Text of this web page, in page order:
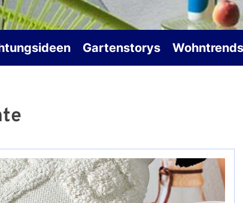
Gartenstorys Wohntrends